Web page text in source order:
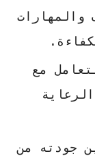
والمهارات
مع
جودته من